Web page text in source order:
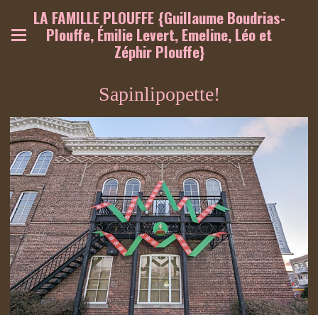
LA FAMILLE PLOUFFE {Guillaume Boudrias-
Plouffe, Émilie Levert, Emeline, Léo et
Zéphir Plouffe}
Sapinlipopette!